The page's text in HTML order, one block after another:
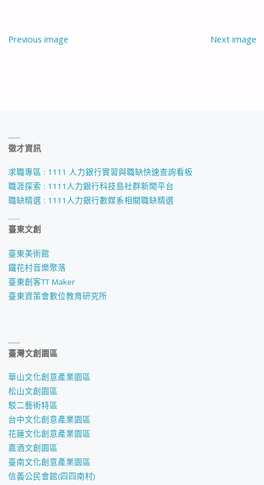
Previous image Next image
徵才資訊
求職專區 : 1111 人力銀行實習與職缺快速查詢看板
職涯探索 : 1111人力銀行科技島社群新聞平台
職缺精選 : 1111人力銀行數媒系相關職缺精選
臺東文創
臺東美術館
鐵花村音樂聚落
臺東創客TT Maker
臺東資策會數位教育研究所
臺灣文創園區
華山文化創意產業園區
松山文創園區
駁二藝術特區
台中文化創意產業園區
花蓮文化創意產業園區
嘉酒文創園區
臺南文化創意產業園區
信義公民會館(四四南村)